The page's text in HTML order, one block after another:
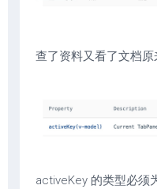
查了资料又看了文档原
activeKey 的类型必须